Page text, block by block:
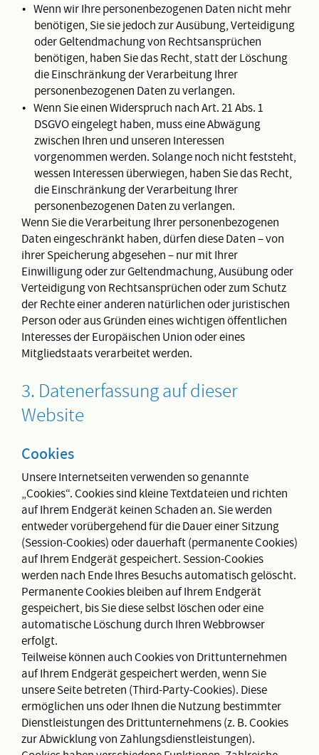
Wenn wir Ihre personenbezogenen Daten nicht mehr
benötigen, Sie sie jedoch zur Ausübung, Verteidigung
oder Geltendmachung von Rechtsansprüchen
benötigen, haben Sie das Recht, statt der Löschung
die Einschränkung der Verarbeitung Ihrer
personenbezogenen Daten zu verlangen.
Wenn Sie einen Widerspruch nach Art. 21 Abs. 1
DSGVO eingelegt haben, muss eine Abwägung
zwischen Ihren und unseren Interessen
vorgenommen werden. Solange noch nicht feststeht,
wessen Interessen überwiegen, haben Sie das Recht,
die Einschränkung der Verarbeitung Ihrer
personenbezogenen Daten zu verlangen.
Wenn Sie die Verarbeitung Ihrer personenbezogenen
Daten eingeschränkt haben, dürfen diese Daten – von
ihrer Speicherung abgesehen – nur mit Ihrer
Einwilligung oder zur Geltendmachung, Ausübung oder
Verteidigung von Rechtsansprüchen oder zum Schutz
der Rechte einer anderen natürlichen oder juristischen
Person oder aus Gründen eines wichtigen öffentlichen
Interesses der Europäischen Union oder eines
Mitgliedstaats verarbeitet werden.
3. Datenerfassung auf dieser
Website
Cookies
Unsere Internetseiten verwenden so genannte
„Cookies“. Cookies sind kleine Textdateien und richten
auf Ihrem Endgerät keinen Schaden an. Sie werden
entweder vorübergehend für die Dauer einer Sitzung
(Session-Cookies) oder dauerhaft (permanente Cookies)
auf Ihrem Endgerät gespeichert. Session-Cookies
werden nach Ende Ihres Besuchs automatisch gelöscht.
Permanente Cookies bleiben auf Ihrem Endgerät
gespeichert, bis Sie diese selbst löschen oder eine
automatische Löschung durch Ihren Webbrowser
erfolgt.
Teilweise können auch Cookies von Drittunternehmen
auf Ihrem Endgerät gespeichert werden, wenn Sie
unsere Seite betreten (Third-Party-Cookies). Diese
ermöglichen uns oder Ihnen die Nutzung bestimmter
Dienstleistungen des Drittunternehmens (z. B. Cookies
zur Abwicklung von Zahlungsdienstleistungen).